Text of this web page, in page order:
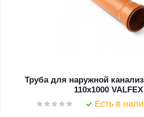
Труба для наружной
110x1000 VALFEX
Есть в